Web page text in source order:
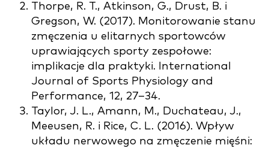
Thorpe, R. T., Atkinson, G., Drust, B. i
Gregson, W. (2017). Monitorowanie stanu
zmęczenia u elitarnych sportowców
uprawiających sporty zespołowe:
implikacje dla praktyki. International
Journal of Sports Physiology and
Performance, 12, 27–34.
Taylor, J. L., Amann, M., Duchateau, J.,
Meeusen, R. i Rice, C. L. (2016). Wpływ
układu nerwowego na zmęczenie mięśni: